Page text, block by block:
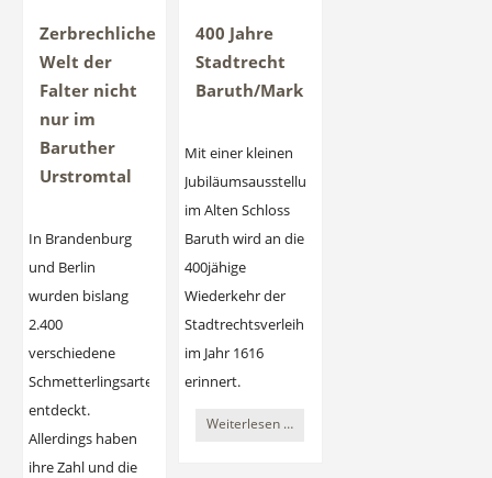
Zerbrechliche
Welt der
Falter nicht
nur im
Baruther
Urstromtal
In Brandenburg
und Berlin
wurden bislang
2.400
verschiedene
Schmetterlingsarten
entdeckt.
Allerdings haben
ihre Zahl und die
400 Jahre
Stadtrecht
Baruth/Mark
Mit einer kleinen
Jubiläumsausstellung
im Alten Schloss
Baruth wird an die
400jähige
Wiederkehr der
Stadtrechtsverleihung
im Jahr 1616
erinnert.
Weiterlesen …